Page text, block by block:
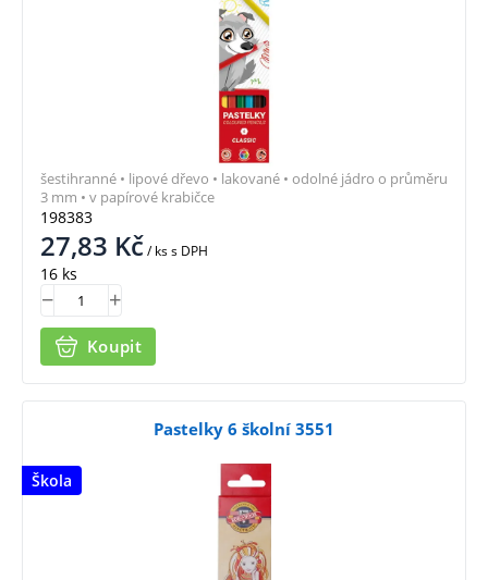
198383
27,83 Kč/ kss DPH
16 ks
Koupit
šestihranné • lipové dřevo • lakované • odolné jádro o průměru
3 mm • v papírové krabičce
Škola
Pastelky 6 školní 3551